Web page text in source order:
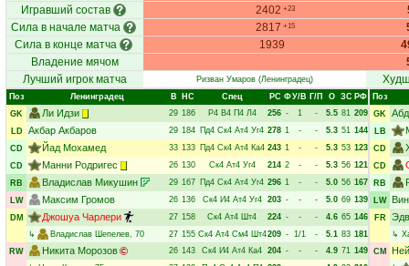
Игравший состав 2402 +23
Сила в начале матча
2817 +15
Сила в конце матча
1939
Владение мячом
Лучший игрок матча
Ризван Умаров (Ленинградец)
Поз Ленинградец В НC Спец РC ФУ/В Г/П О ЗС РФ
GK
Ли Идзи 29 186 Р4 В4 П4 Л4 256 - 1 - 5.5 81 209
LD
Акбар Акбаров 29 184 Пд4 Ск4 Ат4 Уг4 278 1 - - 5.3 51 144
CD
Йад Мохамед 33 133 Пд4 Ск4 Ат4 Ка4 243 1 - - 5.3 53 123
CD
Манни Родригес 26 130 Ск4 Ат4 Уг4 214 2 - - 5.3 56 121
RB
Владислав Микушин 29 167 Пд4 Ск4 Ат4 Уг4 296 1 - - 5.0 56 167
LW
Максим Громов 26 136 Ск4 И4 Ат4 Уг4 203 - - - 5.0 69 139
DM
Джошуа Чарлери 27 158 Ск4 Ат4 Шт4 224 - - - 4.6 65 146
↳
Владислав Шепелев, 70 27 155 Ск4 Ат4 См4 Шт4209 - 1/1 - 5.1 83 181
RW
Никита Морозов 26 143 Ск4 И4 Ат4 Ка4 204 - - - 4.9 71 149
Поз
GK
LB
CD
CD
RB
LW
FR
↳
CM